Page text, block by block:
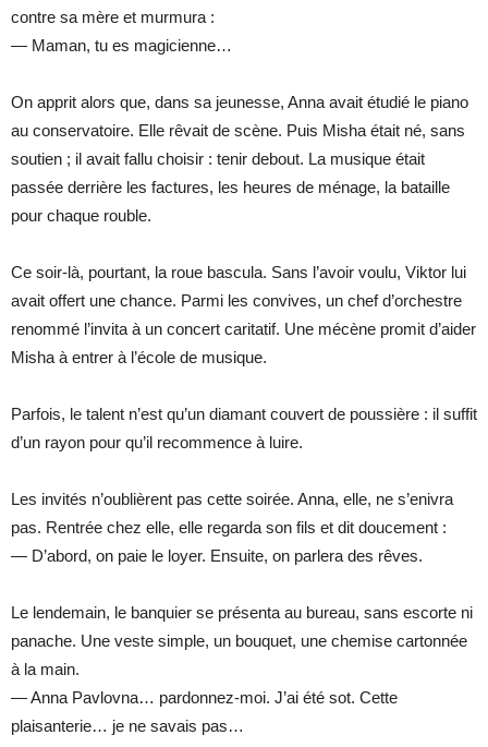
contre sa mère et murmura :
— Maman, tu es magicienne…
On apprit alors que, dans sa jeunesse, Anna avait étudié le piano
au conservatoire. Elle rêvait de scène. Puis Misha était né, sans
soutien ; il avait fallu choisir : tenir debout. La musique était
passée derrière les factures, les heures de ménage, la bataille
pour chaque rouble.
Ce soir-là, pourtant, la roue bascula. Sans l’avoir voulu, Viktor lui
avait offert une chance. Parmi les convives, un chef d’orchestre
renommé l’invita à un concert caritatif. Une mécène promit d’aider
Misha à entrer à l’école de musique.
Parfois, le talent n’est qu’un diamant couvert de poussière : il suffit
d’un rayon pour qu’il recommence à luire.
Les invités n’oublièrent pas cette soirée. Anna, elle, ne s’enivra
pas. Rentrée chez elle, elle regarda son fils et dit doucement :
— D’abord, on paie le loyer. Ensuite, on parlera des rêves.
Le lendemain, le banquier se présenta au bureau, sans escorte ni
panache. Une veste simple, un bouquet, une chemise cartonnée
à la main.
— Anna Pavlovna… pardonnez-moi. J’ai été sot. Cette
plaisanterie… je ne savais pas…